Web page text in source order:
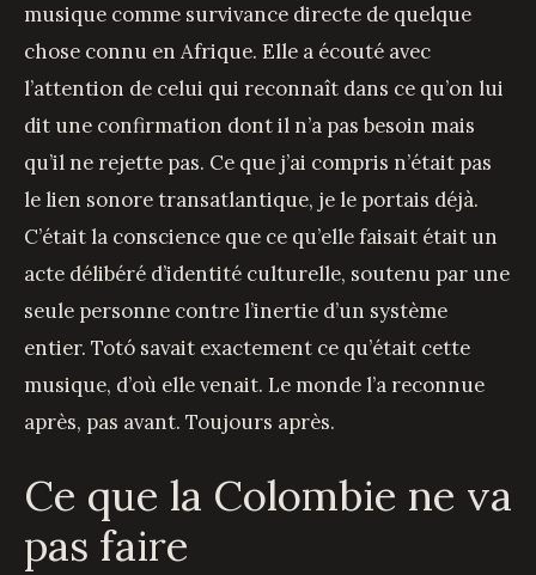
musique comme survivance directe de quelque
chose connu en Afrique. Elle a écouté avec
l’attention de celui qui reconnaît dans ce qu’on lui
dit une confirmation dont il n’a pas besoin mais
qu’il ne rejette pas. Ce que j’ai compris n’était pas
le lien sonore transatlantique, je le portais déjà.
C’était la conscience que ce qu’elle faisait était un
acte délibéré d’identité culturelle, soutenu par une
seule personne contre l’inertie d’un système
entier. Totó savait exactement ce qu’était cette
musique, d’où elle venait. Le monde l’a reconnue
après, pas avant. Toujours après.
Ce que la Colombie ne va
pas faire